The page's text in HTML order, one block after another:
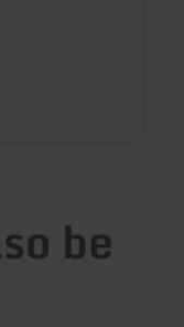
be